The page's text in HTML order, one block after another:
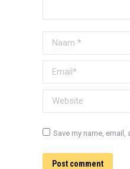
Naam *
Email *
Website
Save my name,
Post comment